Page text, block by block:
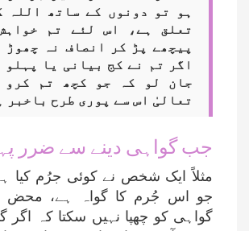
ہو تو دونوں کے ساتھ اللہ
تعلق ہے، اس لئے تم
پیچھے پڑ کر انصاف نہ چھوڑ
اگر تم نے کج بیانی یا پہلو
جان لو کہ جو کچھ تم کرو
تعالیٰ اس سے پوری طرح باخبر
جب گواہی دینے سے ضرر
مثلاً ایک شخص نے کوئی جرُم کیا
جو اس جُرم کا گواہ ہے،
گواہی کو چھپا نہیں سکتا کہ اگر